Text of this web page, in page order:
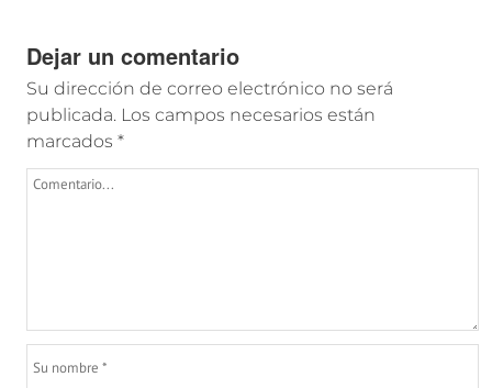
Dejar un comentario
Su dirección de correo electrónico no será
publicada. Los campos necesarios están
marcados *